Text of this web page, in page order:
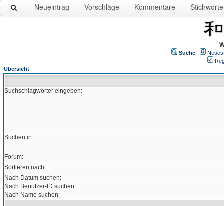
Neueintrag Vorschläge Kommentare Stichworte
Suche
Übersicht
Suchschlagwörter eingeben:
Suchen in:
Forum:
Sortieren nach:
Nach Datum suchen:
Nach Benutzer-ID suchen:
Nach Name suchen: